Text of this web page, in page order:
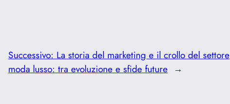
Successivo: La storia del marketing e il crollo del settore
moda lusso: tra evoluzione e sfide future →